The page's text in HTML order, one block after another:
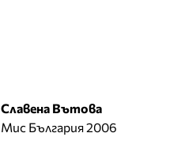
Славена Вътова
Мис България 2006